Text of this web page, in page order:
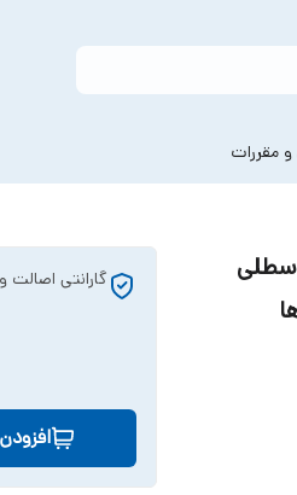
و مقررات
سطلی
گارانتی اصالت